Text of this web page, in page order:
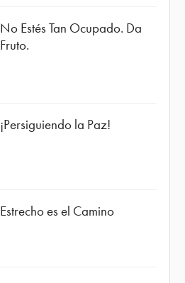
No Estés Tan Ocupado. Da
Fruto.
¡Persiguiendo la Paz!
Estrecho es el Camino